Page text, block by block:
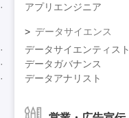
アプリエンジニア
データサイエンス
データサイエンティスト
データガバナンス
データアナリスト